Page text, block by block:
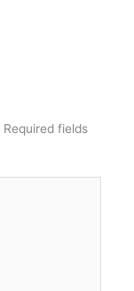
Required fields